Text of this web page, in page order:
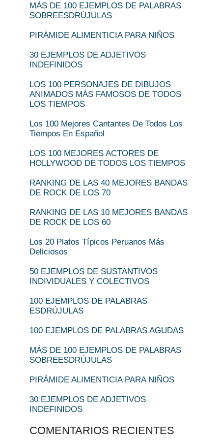
MÁS DE 100 EJEMPLOS DE PALABRAS
SOBREESDRÚJULAS
PIRÁMIDE ALIMENTICIA PARA NIÑOS
30 EJEMPLOS DE ADJETIVOS
INDEFINIDOS
LOS 100 PERSONAJES DE DIBUJOS
ANIMADOS MÁS FAMOSOS DE TODOS
LOS TIEMPOS
Los 100 Mejores Cantantes De Todos Los
Tiempos En Español
LOS 100 MEJORES ACTORES DE
HOLLYWOOD DE TODOS LOS TIEMPOS
RANKING DE LAS 40 MEJORES BANDAS
DE ROCK DE LOS 70
RANKING DE LAS 10 MEJORES BANDAS
DE ROCK DE LOS 60
Los 20 Platos Típicos Peruanos Más
Deliciosos
50 EJEMPLOS DE SUSTANTIVOS
INDIVIDUALES Y COLECTIVOS
100 EJEMPLOS DE PALABRAS
ESDRÚJULAS
100 EJEMPLOS DE PALABRAS AGUDAS
MÁS DE 100 EJEMPLOS DE PALABRAS
SOBREESDRÚJULAS
PIRÁMIDE ALIMENTICIA PARA NIÑOS
30 EJEMPLOS DE ADJETIVOS
INDEFINIDOS
COMENTARIOS RECIENTES